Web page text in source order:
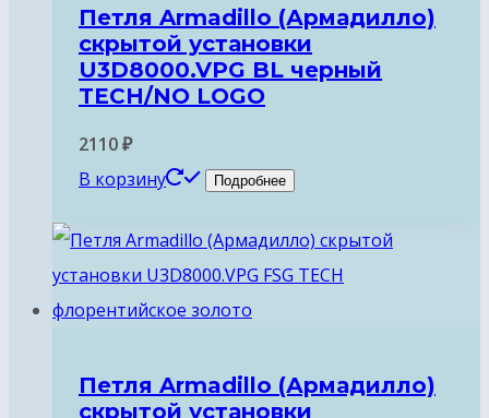
Петля Armadillo (Армадилло)
скрытой установки
U3D8000.VPG BL черный
TECH/NO LOGO
2110₽
В корзину
Подробнее
Петля Armadillo (Армадилло)
скрытой установки